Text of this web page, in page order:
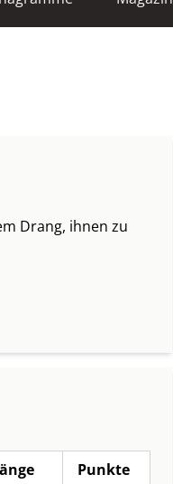
Drang, ihnen zu
Punkte